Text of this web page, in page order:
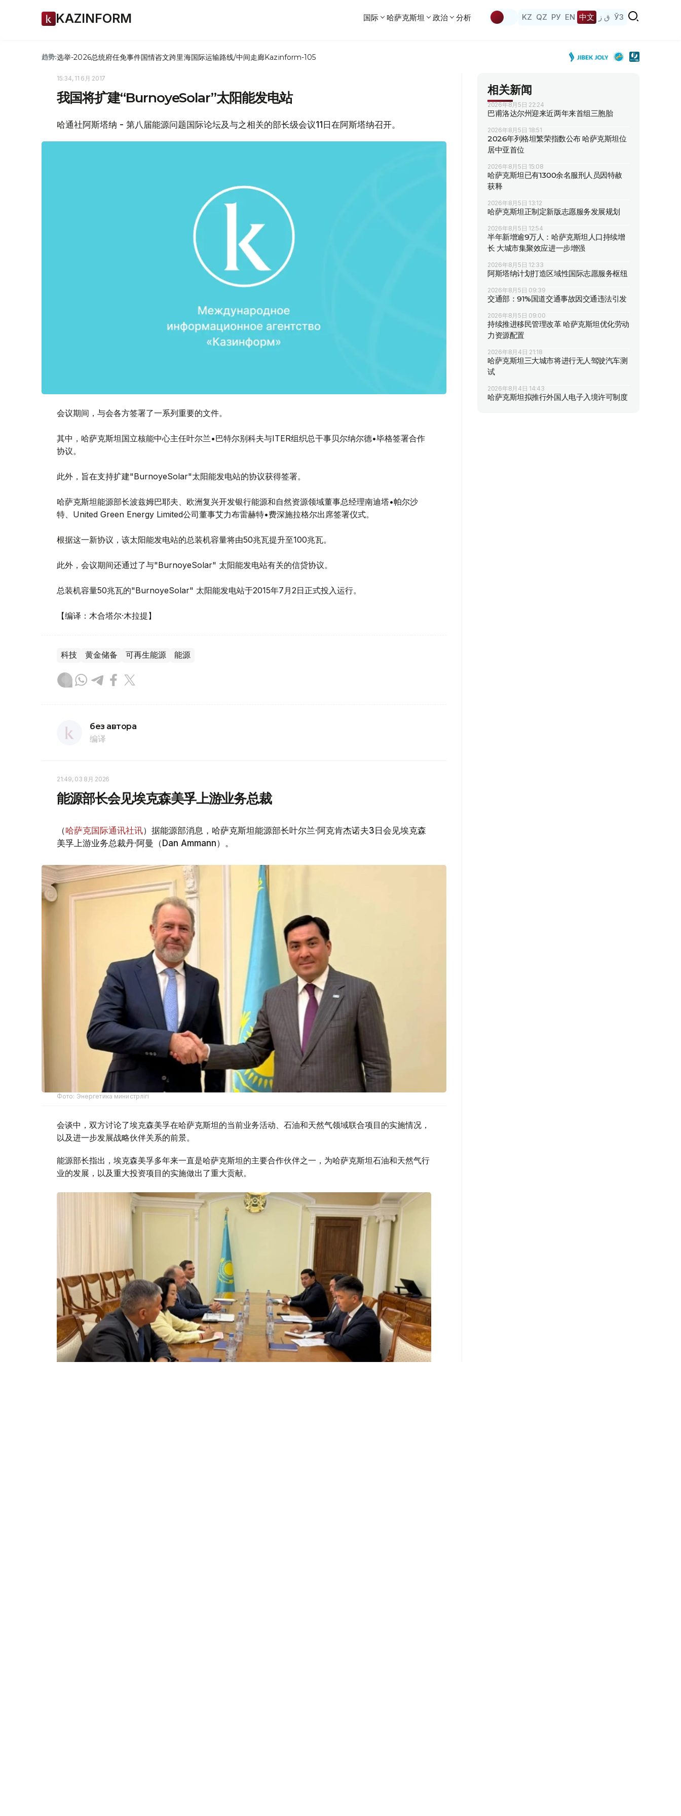
KAZINFORM 国际 哈萨克斯坦 政治 分析 KZ QZ РУ EN 中文 ق ز ЎЗ
趋势:选举-2026总统府任免事件国情咨文跨里海国际运输路线/中间走廊Kazinform-105
15:34, 11 6月 2017
我国将扩建“BurnoyeSolar”太阳能发电站
哈通社阿斯塔纳 - 第八届能源问题国际论坛及与之相关的部长级会议11日在阿斯塔纳召开。
会议期间，与会各方签署了一系列重要的文件。
其中，哈萨克斯坦国立核能中心主任叶尔兰•巴特尔别科夫与ITER组织总干事贝尔纳尔德•毕格签署合作
协议。
此外，旨在支持扩建"BurnoyeSolar"太阳能发电站的协议获得签署。
哈萨克斯坦能源部长波兹姆巴耶夫、欧洲复兴开发银行能源和自然资源领域董事总经理南迪塔•帕尔沙
特、United Green Energy Limited公司董事艾力布雷赫特•费深施拉格尔出席签署仪式。
根据这一新协议，该太阳能发电站的总装机容量将由50兆瓦提升至100兆瓦。
此外，会议期间还通过了与"BurnoyeSolar" 太阳能发电站有关的信贷协议。
总装机容量50兆瓦的"BurnoyeSolar" 太阳能发电站于2015年7月2日正式投入运行。
【编译：木合塔尔·木拉提】
科技 黄金储备 可再生能源 能源
без автора
编译
21:49, 03 8月 2026
能源部长会见埃克森美孚上游业务总裁
（哈萨克国际通讯社讯）据能源部消息，哈萨克斯坦能源部长叶尔兰·阿克肯杰诺夫3日会见埃克森
美孚上游业务总裁丹·阿曼（Dan Ammann）。
Фото: Энергетика министрлігі
会谈中，双方讨论了埃克森美孚在哈萨克斯坦的当前业务活动、石油和天然气领域联合项目的实施情况，
以及进一步发展战略伙伴关系的前景。
能源部长指出，埃克森美孚多年来一直是哈萨克斯坦的主要合作伙伴之一，为哈萨克斯坦石油和天然气行
业的发展，以及重大投资项目的实施做出了重大贡献。
相关新闻
2026年8月5日 22:24
巴甫洛达尔州迎来近两年来首组三胞胎
2026年8月5日 18:51
2026年列格坦繁荣指数公布 哈萨克斯坦位
居中亚首位
2026年8月5日 15:08
哈萨克斯坦已有1300余名服刑人员因特赦
获释
2026年8月5日 13:12
哈萨克斯坦正制定新版志愿服务发展规划
2026年8月5日 12:54
半年新增逾9万人：哈萨克斯坦人口持续增
长 大城市集聚效应进一步增强
2026年8月5日 12:33
阿斯塔纳计划打造区域性国际志愿服务枢纽
2026年8月5日 09:39
交通部：91%国道交通事故因交通违法引发
2026年8月5日 09:00
持续推进移民管理改革 哈萨克斯坦优化劳动
力资源配置
2026年8月4日 21:18
哈萨克斯坦三大城市将进行无人驾驶汽车测
试
2026年8月4日 14:43
哈萨克斯坦拟推行外国人电子入境许可制度